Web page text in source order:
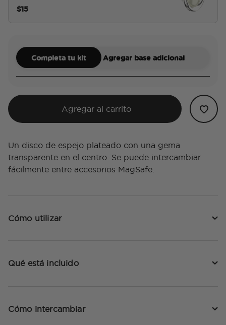
$15
Completa tu kit Agregar base adicional
Agregar al carrito
Un disco de espejo plateado con una gema
transparente en el centro. Se puede intercambiar
fácilmente entre accesorios MagSafe.
Cómo utilizar
Qué está incluido
Cómo intercambiar